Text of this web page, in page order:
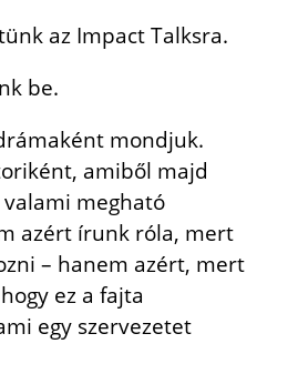
az Impact Talksra.
be.
mondjuk.
amiből majd
megható
azért írunk róla, mert
– hanem azért, mert
ez a fajta
egy szervezetet